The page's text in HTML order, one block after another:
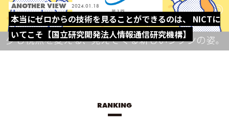
ANOTHER VIEW 2024.01.18
本当にゼロからの技術を見ることができるのは、 NICTに
いてこそ【国立研究開発法人情報通信研究機構】
RANKING